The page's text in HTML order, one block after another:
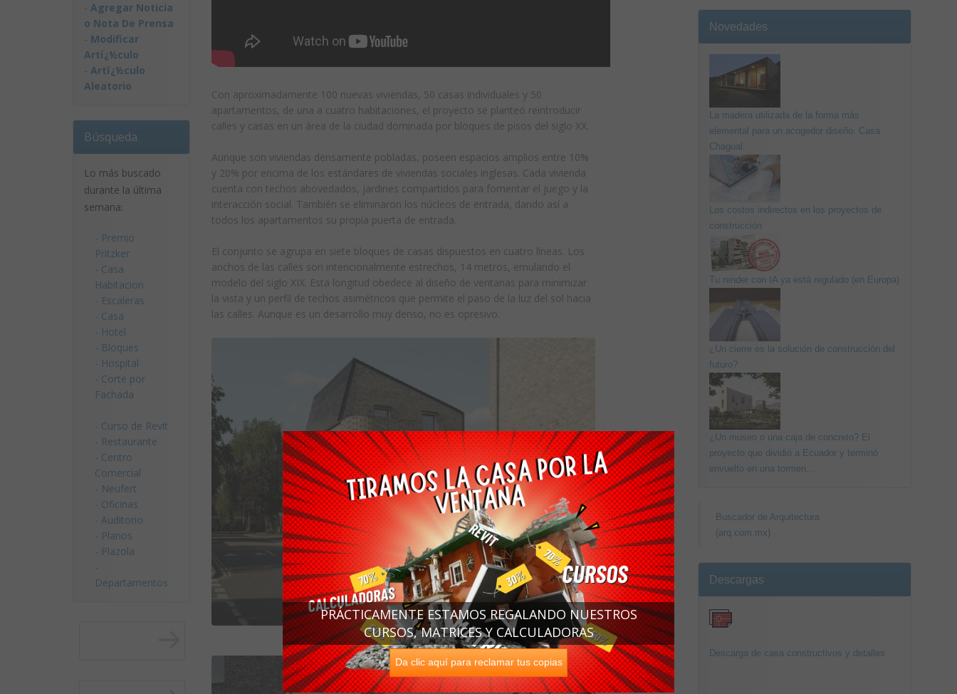
- Agregar Noticia
o Nota De Prensa
- Modificar
Artï¿½culo
- Artï¿½culo
Aleatorio
Búsqueda
Lo más buscado
durante la última
semana:
- Premio
Pritzker
- Casa
Habitacion
- Escaleras
- Casa
- Hotel
- Bloques
- Hospital
- Corte por
Fachada
- Curso de Revit
- Restaurante
- Centro
Comercial
- Neufert
- Oficinas
- Auditorio
- Planos
- Plazola
-
Departamentos
Con aproximadamente 100 nuevas viviendas, 50 casas individuales y 50
apartamentos, de una a cuatro habitaciones, el proyecto se planteó reintroducir
calles y casas en un área de la ciudad dominada por bloques de pisos del siglo XX.
Aunque son viviendas densamente pobladas, poseen espacios amplios entre 10%
y 20% por encima de los estándares de viviendas sociales inglesas. Cada vivienda
cuenta con techos abovedados, jardines compartidos para fomentar el juego y la
interacción social. También se eliminaron los núcleos de entrada, dando así a
todos los apartamentos su propia puerta de entrada.
El conjunto se agrupa en siete bloques de casas dispuestos en cuatro líneas. Los
anchos de las calles son intencionalmente estrechos, 14 metros, emulando el
modelo del siglo XIX. Esta longitud obedece al diseño de ventanas para minimizar
la vista y un perfil de techos asimétricos que permite el paso de la luz del sol hacia
las calles. Aunque es un desarrollo muy denso, no es opresivo.
Novedades
La madera utilizada de la forma más
elemental para un acogedor diseño. Casa
Chagual.
Los costos indirectos en los proyectos de
construcción
Tu render con IA ya está regulado (en Europa)
¿Un cierre es la solución de construcción del
futuro?
¿Un museo o una caja de concreto? El
proyecto que dividió a Ecuador y terminó
envuelto en una tormen...
Buscador de Arquitectura
(arq.com.mx)
Descargas
Descarga de casa constructivos y detalles
Da clic aquí para reclamar tus copias
PRÁCTICAMENTE ESTAMOS REGALANDO NUESTROS
CURSOS, MATRICES Y CALCULADORAS